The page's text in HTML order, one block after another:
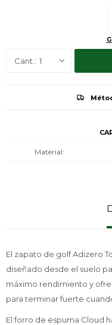
1
Material
El zapato de golf Adizero
diseñado desde el suelo
máximo rendimiento y
para terminar fuerte
El forro de espuma Cloud